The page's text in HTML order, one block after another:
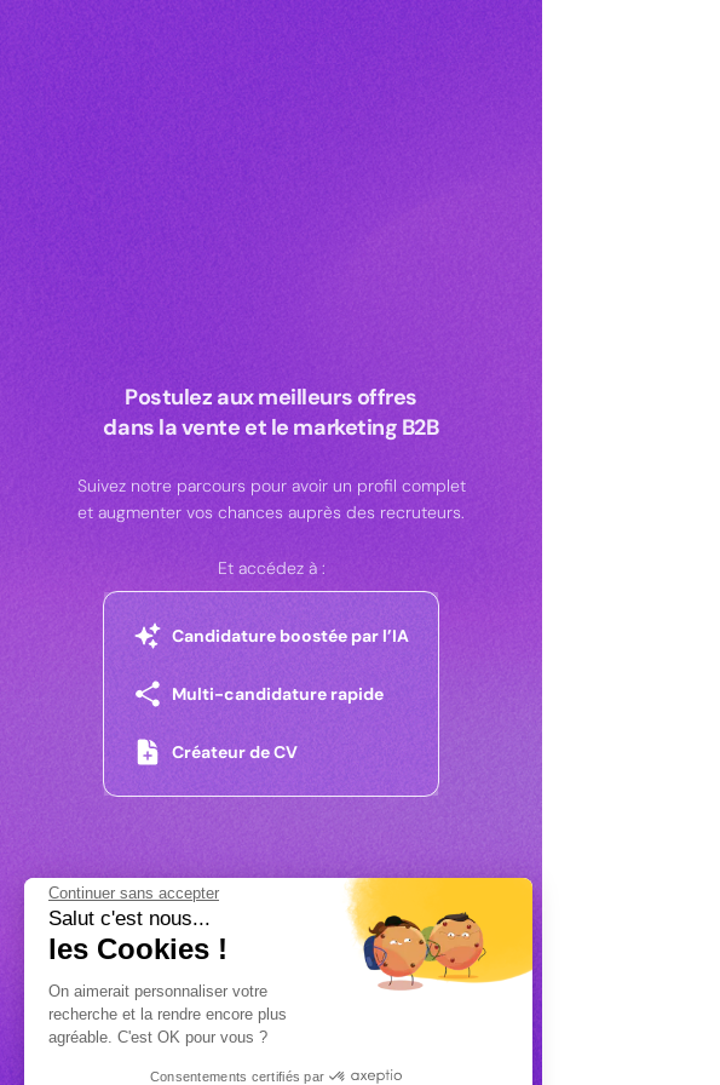
Continuer sans accepter
Salut c'est nous...
les Cookies !
On aimerait personnaliser votre
recherche et la rendre encore plus
agréable. C'est OK pour vous ?
Consentements certifiés par
Postulez aux meilleurs offres
dans la vente et le marketing B2B
Suivez notre parcours pour avoir un profil complet
et augmenter vos chances auprès des recruteurs.
Et accédez à :
Candidature boostée par l’IA
Multi-candidature rapide
Créateur de CV